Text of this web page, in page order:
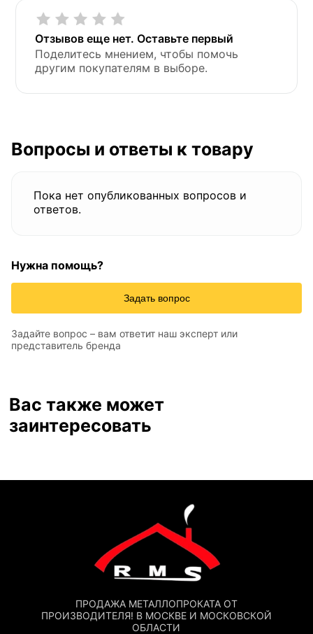
Отзывов еще нет. Оставьте первый
Поделитесь мнением, чтобы помочь
другим покупателям в выборе.
Вопросы и ответы к товару
Пока нет опубликованных вопросов и
ответов.
Нужна помощь?
Задать вопрос
Задайте вопрос – вам ответит наш эксперт или
представитель бренда
Вас также может
заинтересовать
ПРОДАЖА МЕТАЛЛОПРОКАТА ОТ
ПРОИЗВОДИТЕЛЯ! В МОСКВЕ И МОСКОВСКОЙ
ОБЛАСТИ